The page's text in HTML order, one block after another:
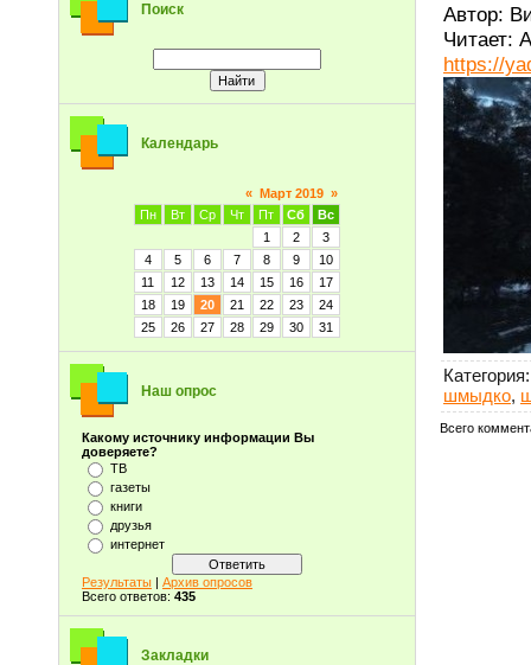
Поиск
Календарь
« Март 2019 »
Пн
Вт Ср Чт Пт Сб
Вс
1
2
3
4
5 6 7 8 9
10
11
12 13 14 15 16
17
18
19 20 21 22 23
24
25
26 27 28 29 30 31
Наш опрос
Какому источнику информации Вы
доверяете?
ТВ
газеты
книги
друзья
интернет
Результаты | Архив опросов
Всего ответов: 435
Закладки
Автор:
Читает:
https://
Категория:
шмыдко,
Всего